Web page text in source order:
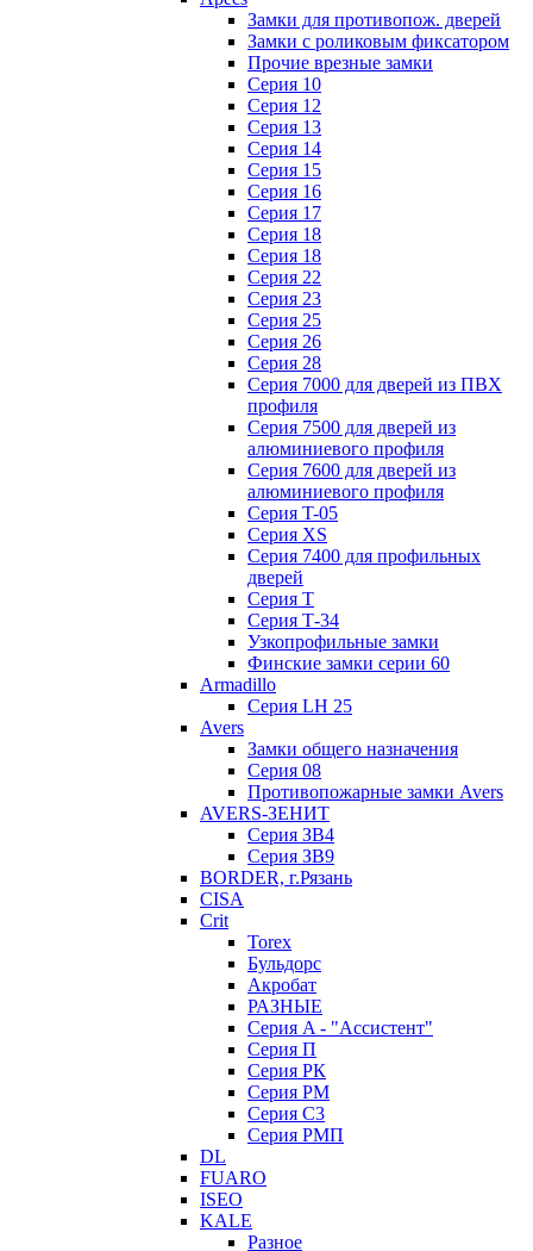
Замки для противопож. дверей
Замки с роликовым фиксатором
Прочие врезные замки
Серия 10
Серия 12
Серия 13
Серия 14
Серия 15
Серия 16
Серия 17
Серия 18
Серия 18
Серия 22
Серия 23
Серия 25
Серия 26
Серия 28
Серия 7000 для дверей из ПВХ
профиля
Серия 7500 для дверей из
алюминиевого профиля
Серия 7600 для дверей из
алюминиевого профиля
Серия T-05
Серия XS
Серия 7400 для профильных
дверей
Серия Т
Серия Т-34
Узкопрофильные замки
Финские замки серии 60
Armadillo
Серия LH 25
Avers
Замки общего назначения
Серия 08
Противопожарные замки Avers
AVERS-ЗЕНИТ
Серия ЗВ4
Серия ЗВ9
BORDER, г.Рязань
CISA
Crit
Torex
Бульдорс
Акробат
РАЗНЫЕ
Серия A - "Ассистент"
Серия П
Серия РК
Серия РМ
Серия С3
Серия РМП
DL
FUARO
ISEO
KALE
Разное